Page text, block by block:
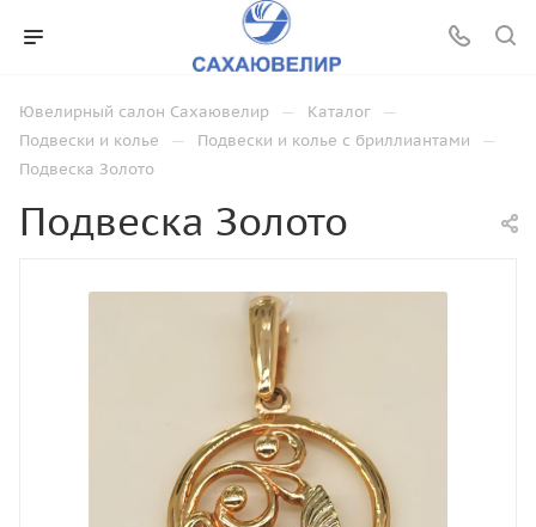
Ювелирный салон Сахаювелир — Каталог —
Подвески и колье — Подвески и колье с бриллиантами —
Подвеска Золото
Подвеска Золото